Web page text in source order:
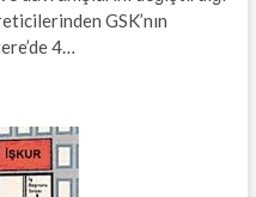
GSK’nın
4…